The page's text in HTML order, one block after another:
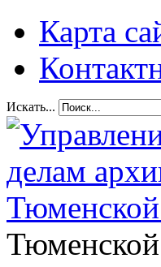
Карта
Искать...
Тюменской